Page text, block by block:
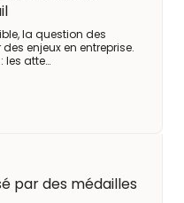
la question des
enjeux en entreprise.
les atte…
par des médailles